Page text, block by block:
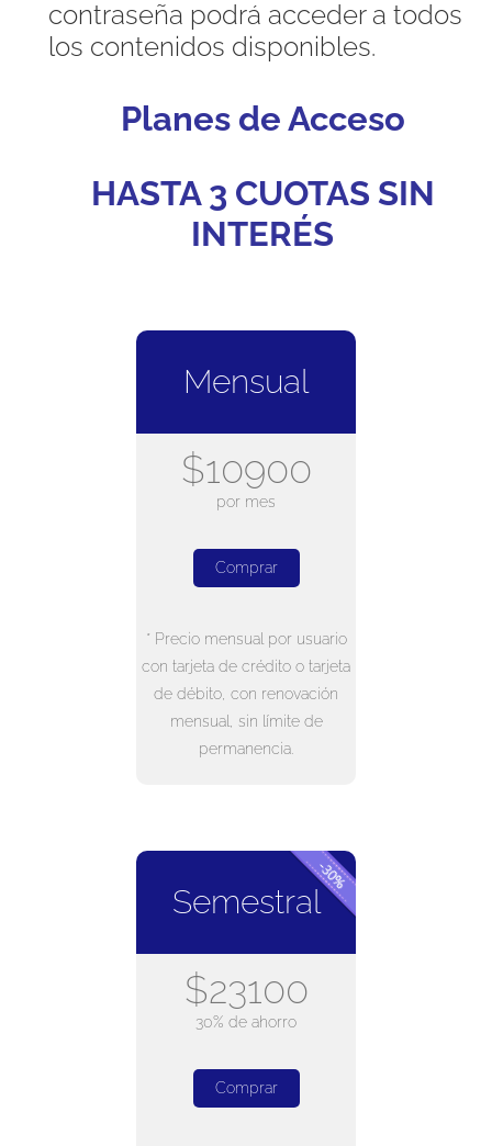
contraseña podrá acceder a todos
los contenidos disponibles.
Planes de Acceso
HASTA 3 CUOTAS SIN
INTERÉS
Mensual
$10900
por mes
Comprar
* Precio mensual por usuario
con tarjeta de crédito o tarjeta
de débito, con renovación
mensual, sin límite de
permanencia.
Semestral
$23100
30% de ahorro
Comprar